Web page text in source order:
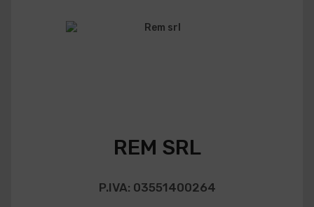
REM SRL
P.IVA: 03551400264